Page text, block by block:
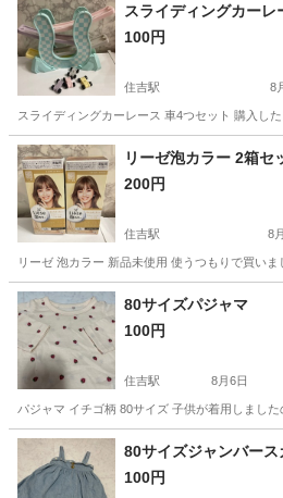
スライディングカーレ
100円
住吉駅 8
スライディングカーレース 車4つセット 購入し
東京 江東区 住吉駅 その他
リーゼ泡カラー 2箱セ
200円
住吉駅 8
リーゼ 泡カラー 新品未使用 使うつもりで買い
東京 江東区 住吉駅 その他
80サイズパジャマ
100円
住吉駅 8月6日
パジャマ イチゴ柄 80サイズ 子供が着用しまし
東京 江東区 住吉駅 パ
80サイズジャンバース
100円